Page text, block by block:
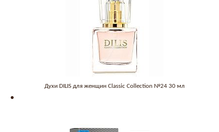
Духи DILIS для женщин Classic Collection №24 30 мл